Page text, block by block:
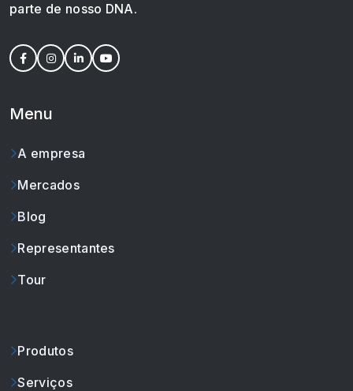
parte de nosso DNA.
Menu
A empresa
Mercados
Blog
Representantes
Tour
Produtos
Serviços